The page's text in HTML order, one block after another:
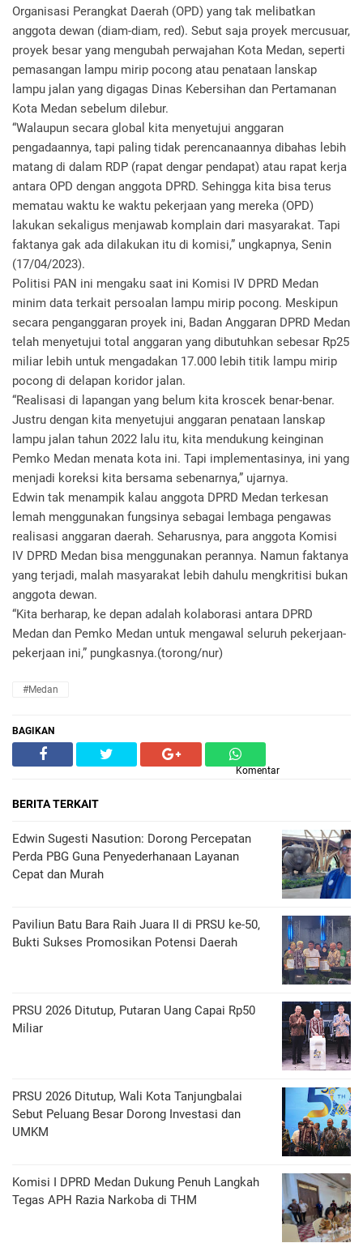
Organisasi Perangkat Daerah (OPD) yang tak melibatkan
anggota dewan (diam-diam, red). Sebut saja proyek mercusuar,
proyek besar yang mengubah perwajahan Kota Medan, seperti
pemasangan lampu mirip pocong atau penataan lanskap
lampu jalan yang digagas Dinas Kebersihan dan Pertamanan
Kota Medan sebelum dilebur.
“Walaupun secara global kita menyetujui anggaran
pengadaannya, tapi paling tidak perencanaannya dibahas lebih
matang di dalam RDP (rapat dengar pendapat) atau rapat kerja
antara OPD dengan anggota DPRD. Sehingga kita bisa terus
mematau waktu ke waktu pekerjaan yang mereka (OPD)
lakukan sekaligus menjawab komplain dari masyarakat. Tapi
faktanya gak ada dilakukan itu di komisi,” ungkapnya, Senin
(17/04/2023).
Politisi PAN ini mengaku saat ini Komisi IV DPRD Medan
minim data terkait persoalan lampu mirip pocong. Meskipun
secara penganggaran proyek ini, Badan Anggaran DPRD Medan
telah menyetujui total anggaran yang dibutuhkan sebesar Rp25
miliar lebih untuk mengadakan 17.000 lebih titik lampu mirip
pocong di delapan koridor jalan.
“Realisasi di lapangan yang belum kita kroscek benar-benar.
Justru dengan kita menyetujui anggaran penataan lanskap
lampu jalan tahun 2022 lalu itu, kita mendukung keinginan
Pemko Medan menata kota ini. Tapi implementasinya, ini yang
menjadi koreksi kita bersama sebenarnya,” ujarnya.
Edwin tak menampik kalau anggota DPRD Medan terkesan
lemah menggunakan fungsinya sebagai lembaga pengawas
realisasi anggaran daerah. Seharusnya, para anggota Komisi
IV DPRD Medan bisa menggunakan perannya. Namun faktanya
yang terjadi, malah masyarakat lebih dahulu mengkritisi bukan
anggota dewan.
“Kita berharap, ke depan adalah kolaborasi antara DPRD
Medan dan Pemko Medan untuk mengawal seluruh pekerjaan-
pekerjaan ini,” pungkasnya.(torong/nur)
#Medan
BAGIKAN
Komentar
BERITA TERKAIT
Edwin Sugesti Nasution: Dorong Percepatan
Perda PBG Guna Penyederhanaan Layanan
Cepat dan Murah
Paviliun Batu Bara Raih Juara II di PRSU ke-50,
Bukti Sukses Promosikan Potensi Daerah
PRSU 2026 Ditutup, Putaran Uang Capai Rp50
Miliar
PRSU 2026 Ditutup, Wali Kota Tanjungbalai
Sebut Peluang Besar Dorong Investasi dan
UMKM
Komisi I DPRD Medan Dukung Penuh Langkah
Tegas APH Razia Narkoba di THM